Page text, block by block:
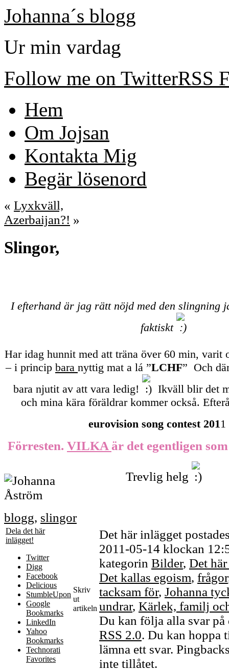
Johanna´s blogg
Ur min vardag
Follow me on TwitterRSS
Hem
Om Jojsan
Kontakta Mig
Begär lösenord
« Lyxkväll,
Azerbaijan?! »
Slingor,
I efterhand är jag rätt nöjd med den slingning
faktiskt
Har idag hunnit med att träna över 60 min, varit
– i princip bara nyttig mat a lá ”LCHF” Och
bara njutit av att vara ledig!
Ikväll blir det
och mina kära föräldrar kommer också.
eurovision song contest 201 1
Förresten. VILKA är det egentligen
Trevlig helg
blogg, slingor
Dela det här
inlägget!
Twitter
Digg
Facebook
Delicious
StumbleUpon
Google
Bookmarks
LinkedIn
Yahoo
Bookmarks
Technorati
Favorites
Skriv
ut
artikeln
Det här inlägget
2011-05-14 klockan
kategorin Bilder, Det
Det kallas egoism, frågor
tacksam för, Johanna
undrar, Kärlek, familj
Du kan följa alla svar
RSS 2.0. Du kan hoppa
lämna ett svar.
inte tillåtet.